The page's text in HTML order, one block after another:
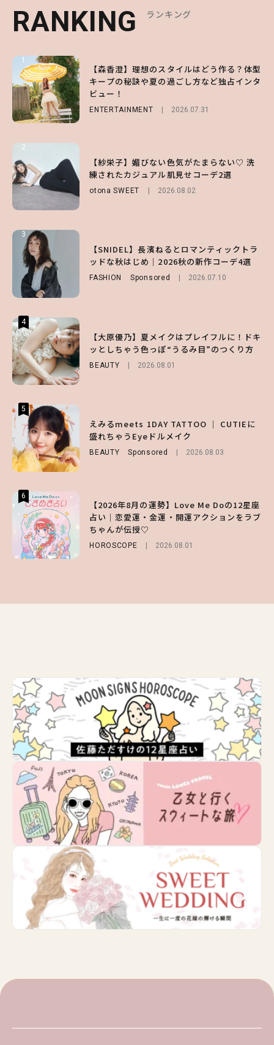
RANKING ランキング
1
【森香澄】理想のスタイルはどう作る？体型
キープの秘訣や夏の過ごし方など独占インタ
ビュー！
ENTERTAINMENT 2026.07.31
2
【紗栄子】媚びない色気がたまらない♡ 洗
練されたカジュアル肌見せコーデ2選
otona SWEET 2026.08.02
3
【SNIDEL】長濱ねるとロマンティックトラ
ッドな秋はじめ｜2026秋の新作コーデ4選
FASHION Sponsored 2026.07.10
4
【大原優乃】夏メイクはプレイフルに！ドキ
ッとしちゃう色っぽ“うるみ目”のつくり方
BEAUTY 2026.08.01
5
えみるmeets 1DAY TATTOO ｜ CUTIEに
盛れちゃうEyeドルメイク
BEAUTY Sponsored 2026.08.03
6
【2026年8月の運勢】Love Me Doの12星座
占い｜恋愛運・金運・開運アクションをラブ
ちゃんが伝授♡
HOROSCOPE 2026.08.01
RANKING ランキング
1
【ハローキティ】がスシローと初コラボ♡
第1弾の気になるメニュー＆限定グッズを総
チェック！
LIFESTYLE 2026.07.31
2
【大原優乃】夏メイクはプレイフルに！ドキ
ッとしちゃう色っぽ“うるみ目”のつくり方
BEAUTY 2026.08.01
3
【スタバ】約160通りのカスタマイズができ
る⁉ 39店舗限定『My フルーツ³ フラペチー
ノ®』を徹底レポ♡
2026.07.30
4
くりくるし、すごく新鮮で心地いい」ヘアカ
ットの様子を独占でお届け♡
ENTERTAINMENT
5
キープの秘訣や夏の過ごし方など独占インタ
ビュー！
ENTERTAINMENT 2026.07.31
6
【SNIDEL】長濱ねるとロマンティックトラ
ッドな秋はじめ｜2026秋の新作コーデ4選
RANKING ランキング
1
【SNIDEL】長濱ねるとロマンティックトラ
ッドな秋はじめ｜2026秋の新作コーデ4選
2
【付録】総柄ハローキティが可愛すぎ♡ 紀
ノ国屋コラボの“優秀保冷バッグ”は夏の強
い味方！【オトナミューズ9月号増刊】
2026.07.12
3
【谷まりあ】夏は“シアースカート”でさり
げなく肌見せ！透け感のニュアンスを楽しめ
るマストハブアイテム4選
4
月直伝♡ ドライシャンプー「バティスト」
を使ったプロ級スタイリング3選
Sponsored
5
第1弾の気になるメニュー＆限定グッズを総
チェック！
2026.07.31
6
【GU】夏の“主役級”アイテム決定！ヘルシ
ー＆可愛すぎる「大人の肌見せ」トップス3
選
FASHION 2026.07.19